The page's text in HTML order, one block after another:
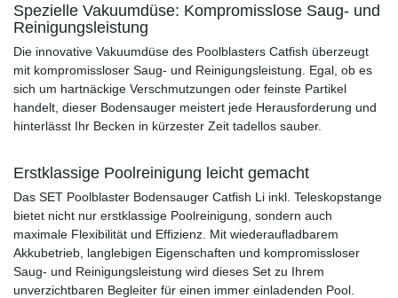
Spezielle Vakuumdüse: Kompromisslose Saug- und
Reinigungsleistung
Die innovative Vakuumdüse des Poolblasters Catfish überzeugt
mit kompromissloser Saug- und Reinigungsleistung. Egal, ob es
sich um hartnäckige Verschmutzungen oder feinste Partikel
handelt, dieser Bodensauger meistert jede Herausforderung und
hinterlässt Ihr Becken in kürzester Zeit tadellos sauber.
Erstklassige Poolreinigung leicht gemacht
Das SET Poolblaster Bodensauger Catfish Li inkl. Teleskopstange
bietet nicht nur erstklassige Poolreinigung, sondern auch
maximale Flexibilität und Effizienz. Mit wiederaufladbarem
Akkubetrieb, langlebigen Eigenschaften und kompromissloser
Saug- und Reinigungsleistung wird dieses Set zu Ihrem
unverzichtbaren Begleiter für einen immer einladenden Pool.